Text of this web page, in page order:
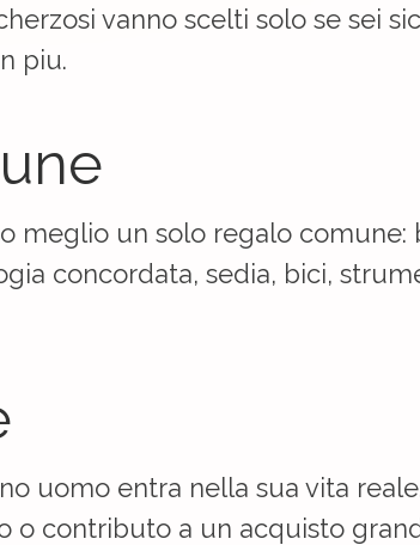
vanno scelti solo se sei
piu.
meglio un solo regalo comune:
concordata, sedia, bici,
uomo entra nella sua vita
o contributo a un acquisto